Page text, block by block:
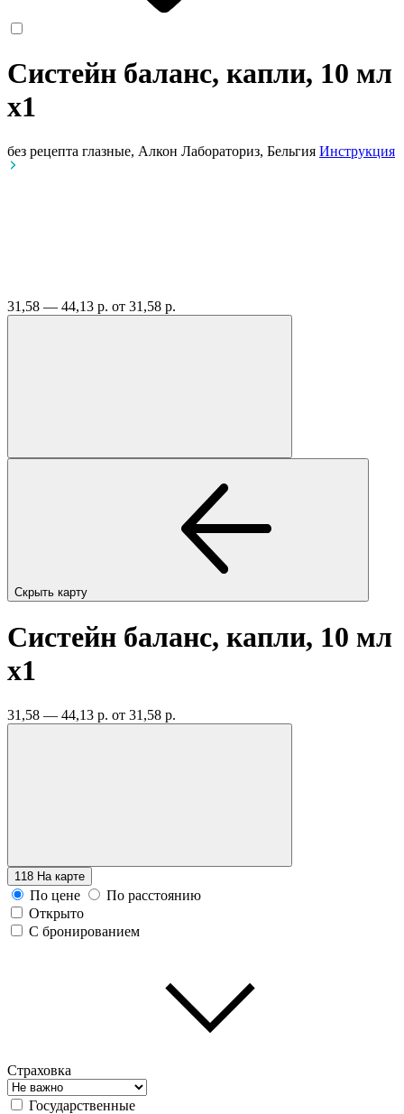
Систейн баланс, капли, 10 мл
x1
без рецепта глазные, Алкон Лабораториз, Бельгия Инструкция
31,58 — 44,13 р. от 31,58 р.
Скрыть карту
Систейн баланс, капли, 10 мл
x1
31,58 — 44,13 р. от 31,58 р.
118 На карте
По цене
По расстоянию
Открыто
С бронированием
Страховка
Государственные